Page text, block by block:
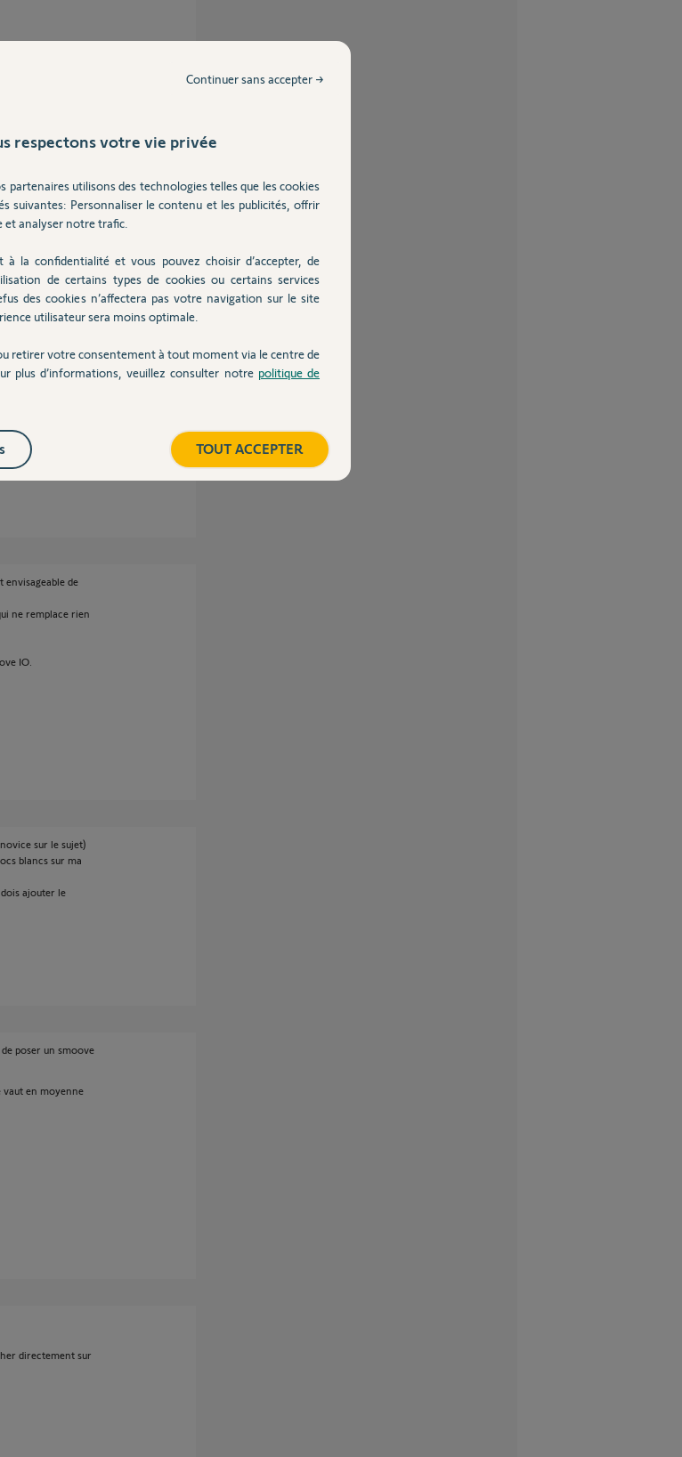
des VR
qu'un VR
interrupteurs par
partie je dois
de
ne remplace rien
IO.
sur le sujet)
blancs sur ma
dois ajouter le
poser un smoove
vaut en moyenne
directement sur
respectons votre vie privée
partenaires utilisons des technologies telles que les cookies
suivantes: Personnaliser le contenu et les publicités, offrir
et analyser notre trafic.
la confidentialité et vous pouvez choisir d’accepter, de
de certains types de cookies ou certains services
des cookies n’affectera pas votre navigation sur le site
utilisateur sera moins optimale.
retirer votre consentement à tout moment via le centre de
plus d’informations, veuillez consulter notre politique de
Continuer sans accepter →
TOUT ACCEPTER